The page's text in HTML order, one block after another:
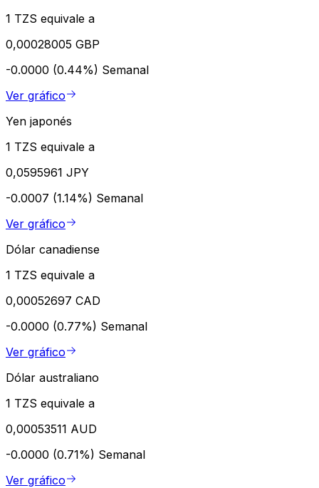
1 TZS equivale a
0,00028005 GBP
-0.0000 (0.44%) Semanal
Ver gráfico
Yen japonés
1 TZS equivale a
0,0595961 JPY
-0.0007 (1.14%) Semanal
Ver gráfico
Dólar canadiense
1 TZS equivale a
0,00052697 CAD
-0.0000 (0.77%) Semanal
Ver gráfico
Dólar australiano
1 TZS equivale a
0,00053511 AUD
-0.0000 (0.71%) Semanal
Ver gráfico